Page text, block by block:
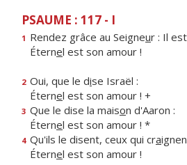
PSAUME : 117 - I
1 Rendez grâce au Seigneur : Il
Éternel est son amour !
2 Oui, que le dise Israël :
Éternel est son amour ! +
3 Que le dise la maison d'Aaron :
Éternel est son amour ! *
4 Qu'ils le disent, ceux qui cra
Éternel est son amour !